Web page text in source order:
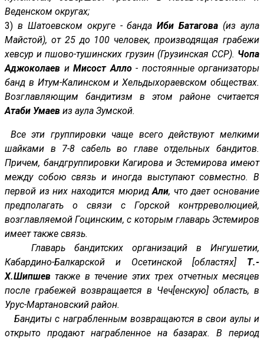
Веденском округах;
3) в Шатоевском округе - бандаИби Батагова (из аула
Майстой), от 25 до 100 человек, производящая грабежи
хевсур и пшово-тушинских грузин (Грузинская ССР). Чопа
Аджоколаев и Мисост Алло - постоянные организаторы
банд в Итум-Калинском и Хельдыхораевском обществах.
Возглавляющим бандитизм в этом районе считается
Атаби Умаев из аула Зумской.
Все эти группировки чаще всего действуют мелкими
шайками в 7-8 сабель во главе отдельных бандитов.
Причем, бандгруппировки Кагирова и Эстемирова имеют
между собою связь и иногда выступают совместно. В
первой из них находится мюридАли, что дает основание
предполагать о связи с Горской контрреволюцией,
возглавляемой Гоцинским, с которым главарь Эстемиров
имеет также связь.
Главарь бандитских организаций в Ингушетии,
Кабардино-Балкарской и Осетинской [областях] Т.-
Х.Шипшев также в течение этих трех отчетных месяцев
после грабежей возвращается в Чеч[енскую] область, в
Урус-Мартановский район.
Бандиты с награбленным возвращаются в свои аулы и
открыто продают награбленное на базарах. В период